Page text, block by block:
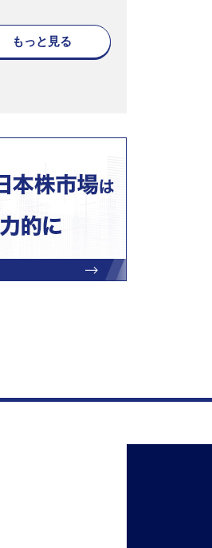
もっと見る